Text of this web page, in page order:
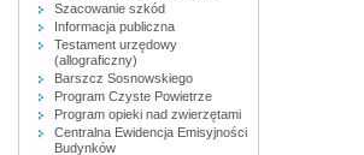
Szacowanie szkód
Informacja publiczna
Testament urzędowy
(allograficzny)
Barszcz Sosnowskiego
Program Czyste Powietrze
Program opieki nad zwierzętami
Centralna Ewidencja Emisyjności
Budynków